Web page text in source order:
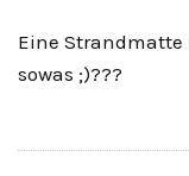
Eine Strandmatte
sowas ;)???